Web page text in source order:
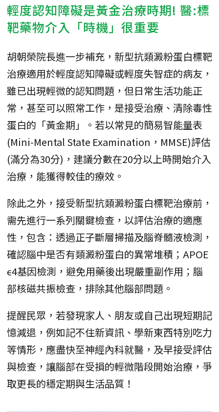
輕度認知障礙是黃金治療時期! 醫:標
靶藥物介入「時機」很重要
胡朝榮院長進一步補充，新型抗類澱粉蛋白標靶
治療適用於輕度認知障礙或輕度失智症的病友，
雖已出現輕微的認知問題，但日常生活功能正
常，甚至可以照常工作，是接受治療、清除毒性
蛋白的「黃金期」。若以常見的簡易智能量表
(Mini-Mental State Examination，MMSE)評估
(滿分為30分)，建議分數在20分以上時開始介入
治療，能獲得較佳的療效。
除此之外，接受新型抗類澱粉蛋白標靶治療前，
需先進行一系列關鍵檢查，以評估治療的適應
性，包含：透過正子斷層掃描及腦脊髓液檢測，
確認腦中是否有類澱粉蛋白的異常堆積；APOE
ε4基因檢測，避免用藥後出現嚴重副作用；腦
部核磁共振檢查，排除其他腦部問題。
提醒民眾，若發現家人、朋友或自己出現短期記
憶減退，例如記不住新資訊、學新東西特別吃力
等情形，應盡快至神經內科就醫，及早接受評估
與檢查，讓腦部在受損的輕微階段開始治療，爭
取更長的穩定期與生活品質！